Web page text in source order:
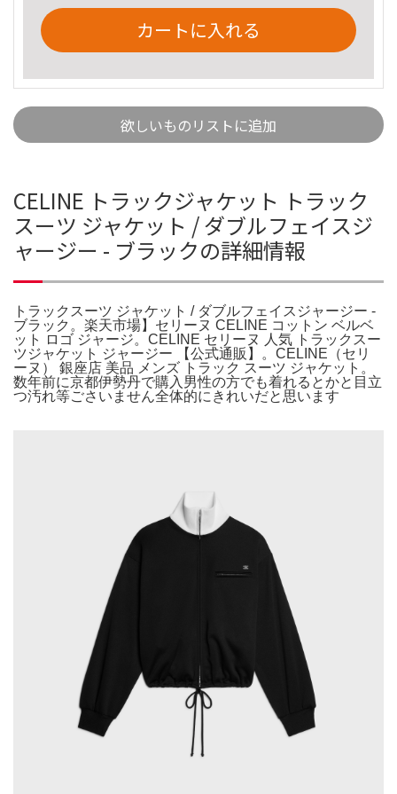
カートに入れる
欲しいものリストに追加
CELINE トラックジャケット トラック
スーツ ジャケット / ダブルフェイスジ
ャージー - ブラックの詳細情報
トラックスーツ ジャケット / ダブルフェイスジャージー -
ブラック。楽天市場】セリーヌ CELINE コットン ベルベ
ット ロゴ ジャージ。CELINE セリーヌ 人気 トラックスー
ツジャケット ジャージー 【公式通販】。CELINE（セリ
ーヌ） 銀座店 美品 メンズ トラック スーツ ジャケット。
数年前に京都伊勢丹で購入男性の方でも着れるとかと目立
つ汚れ等ごさいません全体的にきれいだと思います